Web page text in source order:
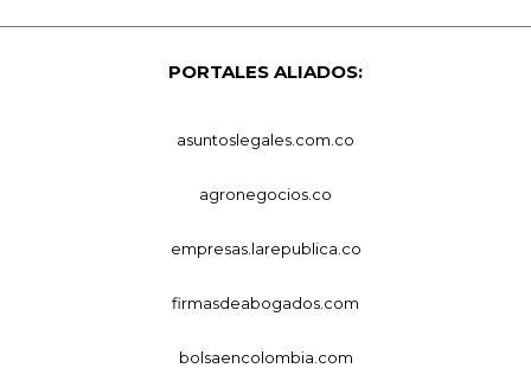
PORTALES ALIADOS:
asuntoslegales.com.co
agronegocios.co
empresas.larepublica.co
firmasdeabogados.com
bolsaencolombia.com